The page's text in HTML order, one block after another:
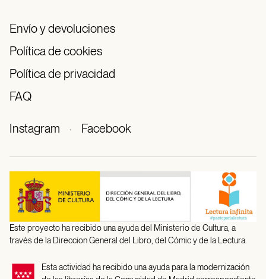
Envío y devoluciones
Política de cookies
Política de privacidad
FAQ
Instagram · Facebook
Este proyecto ha recibido una ayuda del Ministerio de Cultura, a
través de la Direccion General del Libro, del Cómic y de la Lectura.
Esta actividad ha recibido una ayuda para la modernización